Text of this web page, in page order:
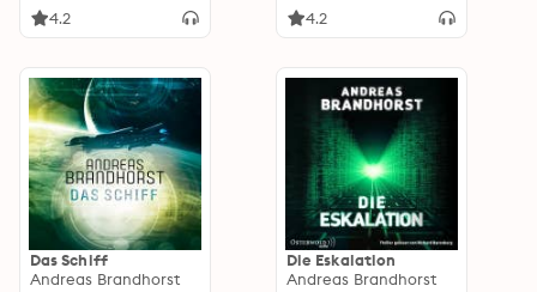
4.2 4.2
Das Schiff
Andreas Brandhorst
Die Eskalation
Andreas Brandhorst